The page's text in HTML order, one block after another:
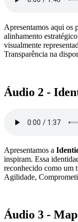
Apresentamos aqui os
alinhamento
visualmente
Transparência na
Áudio 2 -
Apresentamos a
inspiram. Essa
reconhecido como um
Agilidade,
Áudio 3 -